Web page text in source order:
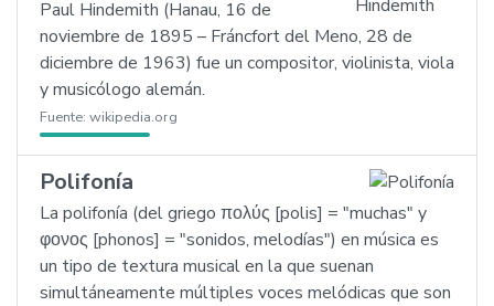
Paul Hindemith (Hanau, 16 de
noviembre de 1895 – Fráncfort del Meno, 28 de
diciembre de 1963) fue un compositor, violinista, viola
y musicólogo alemán.
Fuente: wikipedia.org
Polifonía
La polifonía (del griego πολύς [polis] = "muchas" y
φονος [phonos] = "sonidos, melodías") en música es
un tipo de textura musical en la que suenan
simultáneamente múltiples voces melódicas que son